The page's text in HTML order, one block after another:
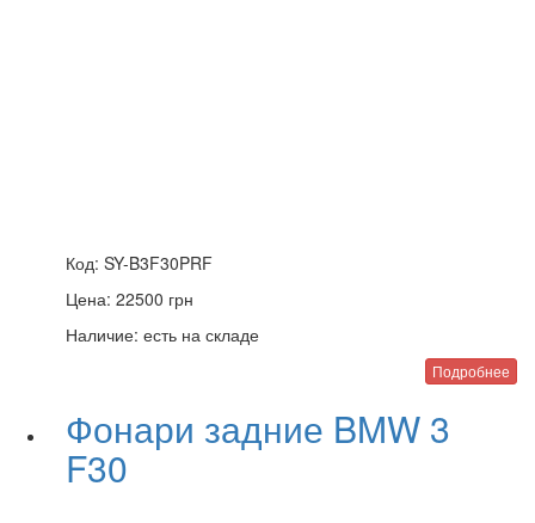
Код: SY-B3F30PRF
Цена: 22500 грн
Наличие: есть на складе
Подробнее
Фонари задние BMW 3
F30